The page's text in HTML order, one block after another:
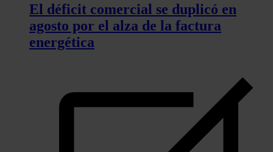
El déficit comercial se duplicó en
agosto por el alza de la factura
energética